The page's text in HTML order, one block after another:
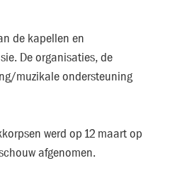
de kapellen en
De organisaties, de
muzikale ondersteuning
werd op 12 maart op
afgenomen.